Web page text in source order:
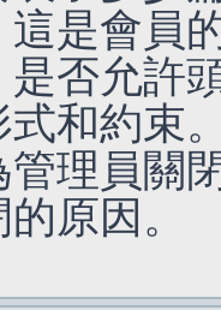
是會員
否允許
和約束
理員關
原因。